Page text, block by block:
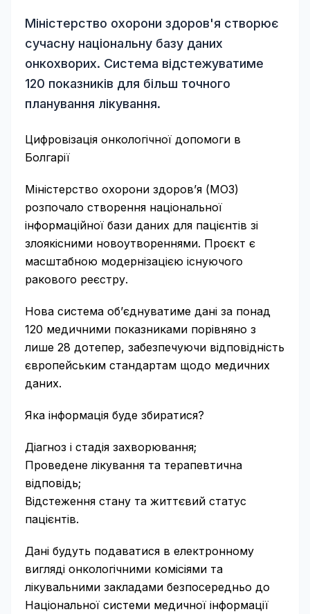
Міністерство охорони здоров'я створює
сучасну національну базу даних
онкохворих. Система відстежуватиме
120 показників для більш точного
планування лікування.
Цифровізація онкологічної допомоги в
Болгарії
Міністерство охорони здоров’я (МОЗ)
розпочало створення національної
інформаційної бази даних для пацієнтів зі
злоякісними новоутвореннями. Проєкт є
масштабною модернізацією існуючого
ракового реєстру.
Нова система об’єднуватиме дані за понад
120 медичними показниками порівняно з
лише 28 дотепер, забезпечуючи відповідність
європейським стандартам щодо медичних
даних.
Яка інформація буде збиратися?
Діагноз і стадія захворювання;
Проведене лікування та терапевтична
відповідь;
Відстеження стану та життєвий статус
пацієнтів.
Дані будуть подаватися в електронному
вигляді онкологічними комісіями та
лікувальними закладами безпосередньо до
Національної системи медичної інформації